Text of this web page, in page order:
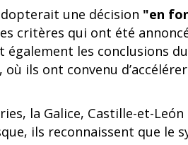
une décision "en
critères qui ont été
les conclusions
ils ont convenu
la Galice, Castille-et-
ils reconnaissent que le